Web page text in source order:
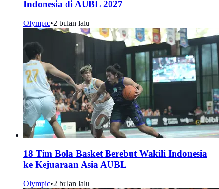
Indonesia di AUBL 2027
Olympic•2 bulan lalu
18 Tim Bola Basket Berebut Wakili Indonesia
ke Kejuaraan Asia AUBL
Olympic•2 bulan lalu